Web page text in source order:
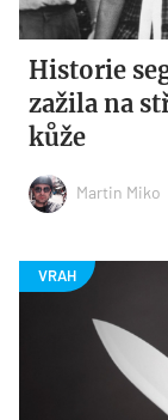
Historie
zažila na
kůže
Martin Miko